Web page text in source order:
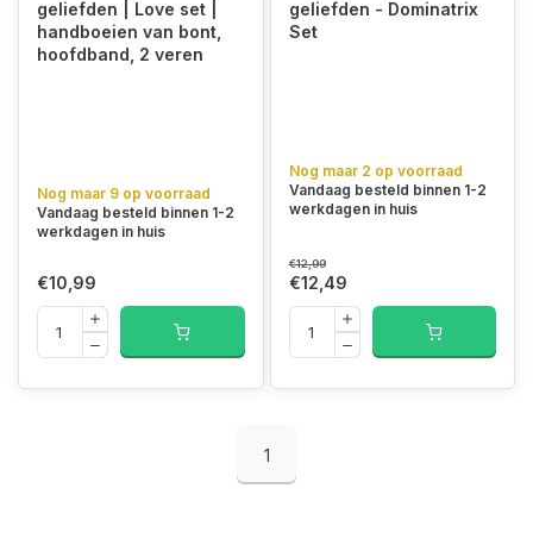
geliefden | Love set |
handboeien van bont,
hoofdband, 2 veren
Nog maar 9 op voorraad
Vandaag besteld binnen 1-2
werkdagen in huis
€10,99
geliefden - Dominatrix
Set
Nog maar 2 op voorraad
Vandaag besteld binnen 1-2
werkdagen in huis
€12,99
€12,49
1